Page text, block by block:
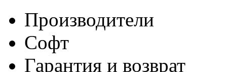
Производители
Софт
Гарантия и возврат